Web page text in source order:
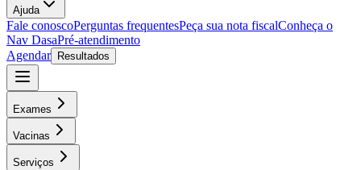
Ajuda
Fale conoscoPerguntas frequentesPeça sua nota fiscalConheça o
Nav DasaPré-atendimento
Agendar
Resultados
Exames
Vacinas
Serviços